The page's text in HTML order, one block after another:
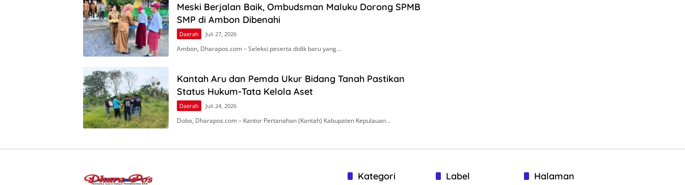
Meski Berjalan Baik, Ombudsman Maluku Dorong SPMB
SMP di Ambon Dibenahi
Daerah Juli 27, 2026
Ambon, Dharapos.com – Seleksi peserta didik baru yang…
Kantah Aru dan Pemda Ukur Bidang Tanah Pastikan
Status Hukum-Tata Kelola Aset
Daerah Juli 24, 2026
Dobo, Dharapos.com – Kantor Pertanahan (Kantah) Kabupaten Kepulauan…
Kategori Label Halaman